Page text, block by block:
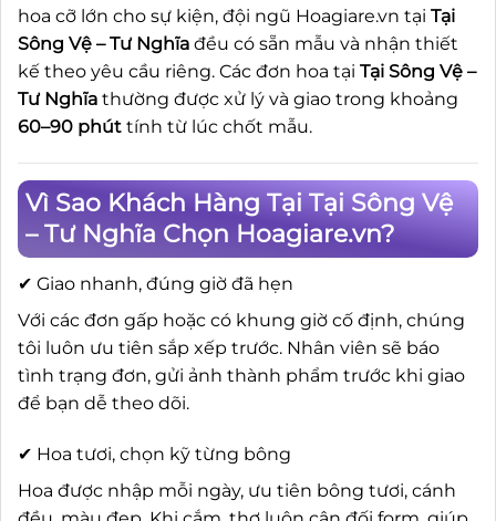
hoa cỡ lớn cho sự kiện, đội ngũ Hoagiare.vn tại Tại
Sông Vệ – Tư Nghĩa đều có sẵn mẫu và nhận thiết
kế theo yêu cầu riêng. Các đơn hoa tại Tại Sông Vệ –
Tư Nghĩa thường được xử lý và giao trong khoảng
60–90 phút tính từ lúc chốt mẫu.
Vì Sao Khách Hàng Tại Tại Sông Vệ
– Tư Nghĩa Chọn Hoagiare.vn?
✔ Giao nhanh, đúng giờ đã hẹn
Với các đơn gấp hoặc có khung giờ cố định, chúng
tôi luôn ưu tiên sắp xếp trước. Nhân viên sẽ báo
tình trạng đơn, gửi ảnh thành phẩm trước khi giao
để bạn dễ theo dõi.
✔ Hoa tươi, chọn kỹ từng bông
Hoa được nhập mỗi ngày, ưu tiên bông tươi, cánh